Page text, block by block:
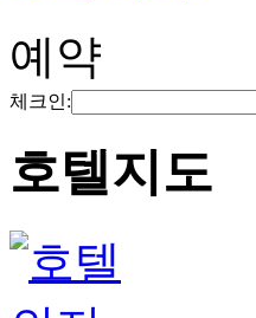
예약
체크인:
호텔지도